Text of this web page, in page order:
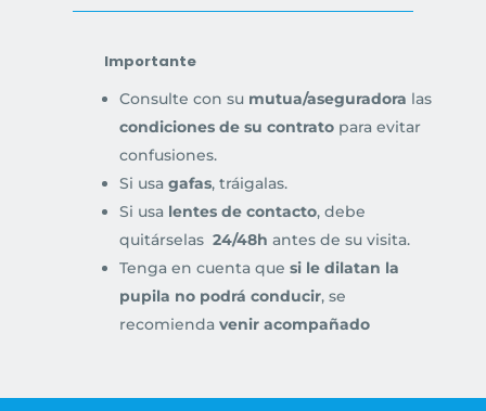
Importante
Consulte con sumutua/aseguradora las
condiciones de su contratopara evitar
confusiones.
Si usa gafas, tráigalas.
Si usa lentes de contacto, debe
quitárselas 24/48h antes de su visita.
Tenga en cuenta que si le dilatan la
pupila no podrá conducir, se
recomienda venir acompañado